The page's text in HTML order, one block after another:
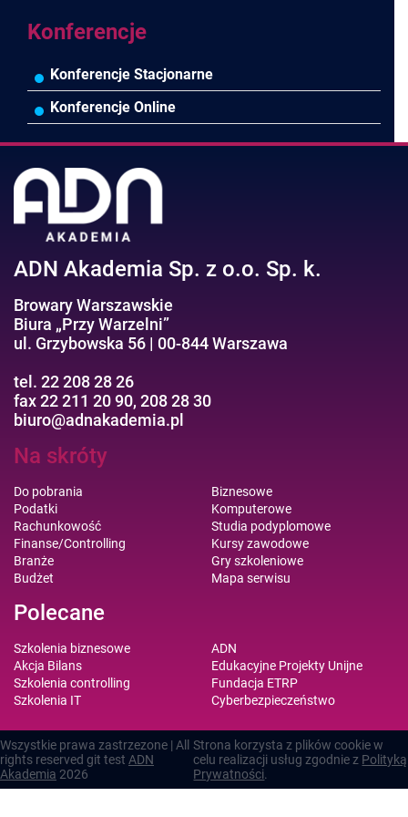
Efektywność osobista//Wellbeing
Konferencje
Konferencje Stacjonarne
Konferencje Online
ADN Akademia Sp. z o.o. Sp. k.
Browary Warszawskie
Biura „Przy Warzelni”
ul. Grzybowska 56 | 00-844 Warszawa
tel. 22 208 28 26
fax 22 211 20 90, 208 28 30
biuro@adnakademia.pl
Na skróty
Do pobrania
Podatki
Rachunkowość
Finanse/Controlling
Branże
Budżet
Biznesowe
Komputerowe
Studia podyplomowe
Kursy zawodowe
Gry szkoleniowe
Mapa serwisu
Polecane
Szkolenia biznesowe
Akcja Bilans
Szkolenia controlling
Szkolenia IT
ADN
Edukacyjne Projekty Unijne
Fundacja ETRP
Cyberbezpieczeństwo
Wszystkie prawa zastrzezone | All
rights reserved git test ADN
Akademia 2026
Strona korzysta z plików cookie w
celu realizacji usług zgodnie z Polityką
Prywatności.